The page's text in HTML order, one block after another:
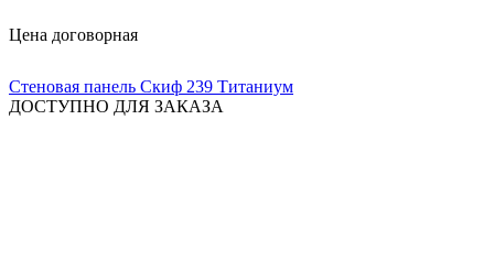
Цена договорная
Стеновая панель Скиф 239 Титаниум
ДОСТУПНО ДЛЯ ЗАКАЗА